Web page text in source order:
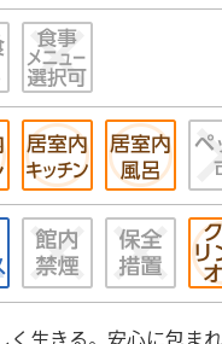
生きる。安心に包ま